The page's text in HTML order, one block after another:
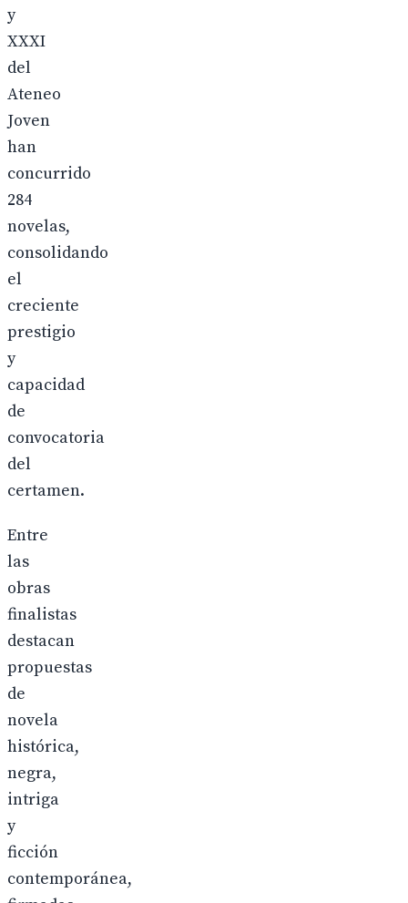
y
XXXI
del
Ateneo
Joven
han
concurrido
284
novelas,
consolidando
el
creciente
prestigio
y
capacidad
de
convocatoria
del
certamen.
Entre
las
obras
finalistas
destacan
propuestas
de
novela
histórica,
negra,
intriga
y
ficción
contemporánea,